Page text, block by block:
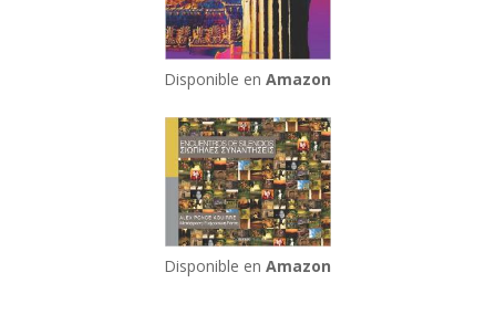
Disponible enAmazon
Disponible enAmazon